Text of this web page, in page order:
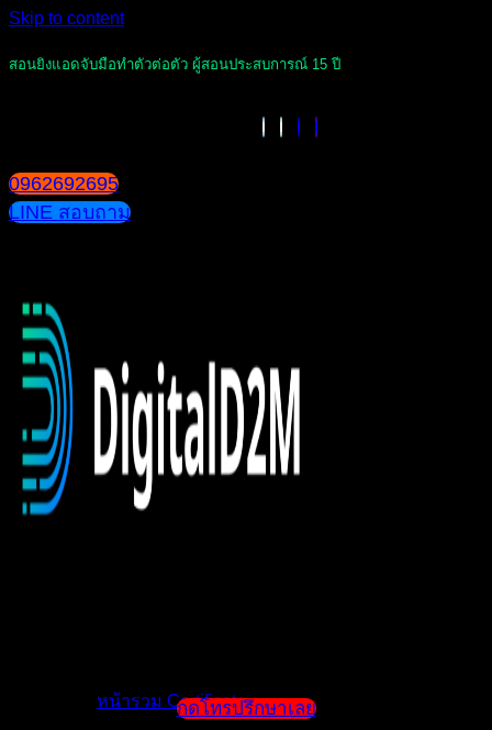
Skip to content
สอนยิงแอดจับมือทำตัวต่อตัว ผู้สอนประสบการณ์ 15 ปี
0962692695
LINE สอบถาม
หน้ารวม Certificateกดโทรปรึกษาเลย